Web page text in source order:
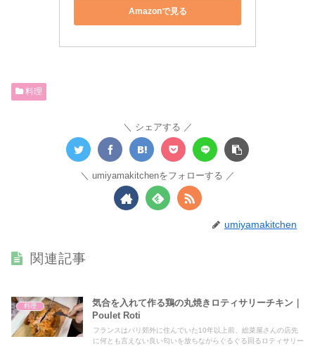
Amazonで見る
料理
シェアする
umiyamakitchenをフォローする
umiyamakitchen
関連記事
料理
気合を入れて作る鶏の丸焼きロティサリーチキン｜
Poulet Roti
フランスはパリ郊外に住んでいた10年以上前、総菜屋さんの店先
に何とも言えない良い匂いを放ちながらぐるぐる回るロティサリー